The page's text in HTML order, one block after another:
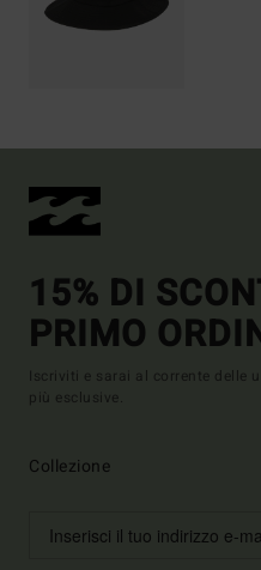
15% DI
PRIMO
Iscriviti e sarai al corrente delle
più esclusive.
Collezione